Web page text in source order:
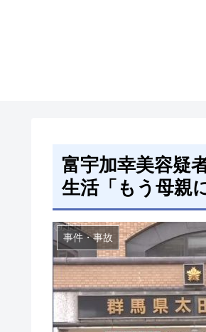
富宇加幸美容疑
生活「もう母親
事件・事故